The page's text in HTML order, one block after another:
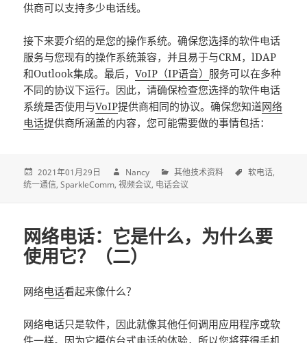
供商可以支持多少电话线。
接下来要介绍的是您的操作系统。确保您选择的软件电话
服务与您现有的操作系统兼容，并且易于与CRM，lDAP
和Outlook集成。最后，VoIP（IP语音） 服务可以在多种
不同的协议下运行。因此，请确保检查您选择的软件电话
系统是否使用与VoIP提供商相同的协议。确保您知道网络
电话提供商所涵盖的内容，您可能需要做的事情包括：
2021年01月29日 Nancy 其他技术资料
软电话
统一通信 SparkleComm 视频会议 电话会议
网络电话：它是什么，为什么要
使用它？（二）
网络电话看起来像什么？
网络电话只是软件，因此就像其他任何调用应用程序或软